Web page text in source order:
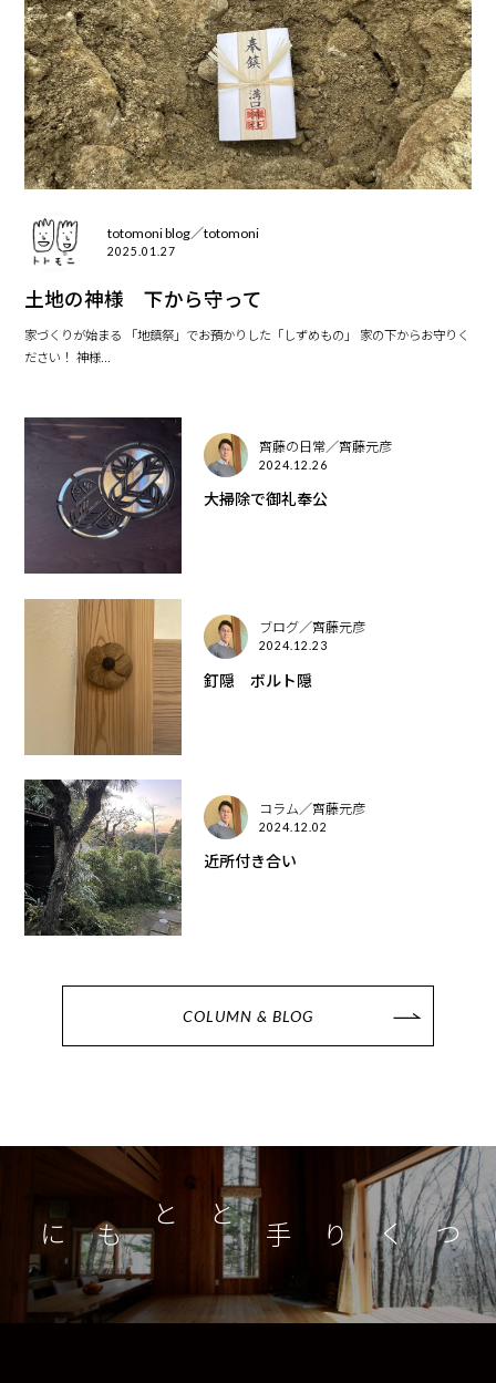
totomoni blog／totomoni
2025.01.27
土地の神様 下から守って
家づくりが始まる 「地鎮祭」でお預かりした「しずめもの」 家の下からお守りく
ださい！ 神様...
齊藤の日常／齊藤元彦
2024.12.26
大掃除で御礼奉公
ブログ／齊藤元彦
2024.12.23
釘隠 ボルト隠
コラム／齊藤元彦
2024.12.02
近所付き合い
COLUMN & BLOG
つくり手とともに